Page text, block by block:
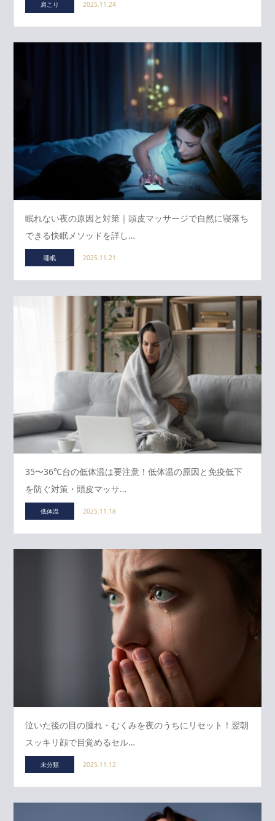
肩こり 2025.11.24
眠れない夜の原因と対策｜頭皮マッサージで自然に寝落ち
できる快眠メソッドを詳し…
睡眠 2025.11.21
35〜36℃台の低体温は要注意！低体温の原因と免疫低下
を防ぐ対策・頭皮マッサ…
低体温 2025.11.18
泣いた後の目の腫れ・むくみを夜のうちにリセット！翌朝
スッキリ顔で目覚めるセル…
未分類 2025.11.12